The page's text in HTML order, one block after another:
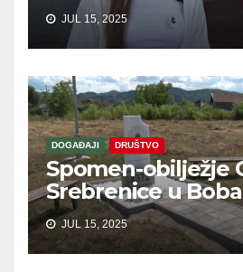
JUL 15, 2025
DOGAĐAJI DRUŠTVO
Spomen-obilježje
Srebrenice u
JUL 15, 2025